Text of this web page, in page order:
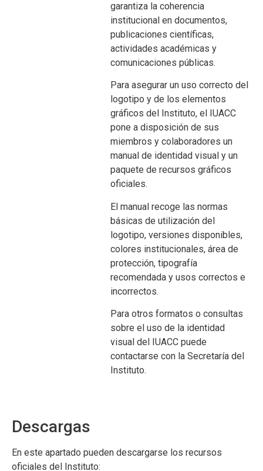
garantiza la coherencia
institucional en documentos,
publicaciones científicas,
actividades académicas y
comunicaciones públicas.
Para asegurar un uso correcto del
logotipo y de los elementos
gráficos del Instituto, el IUACC
pone a disposición de sus
miembros y colaboradores un
manual de identidad visual y un
paquete de recursos gráficos
oficiales.
El manual recoge las normas
básicas de utilización del
logotipo, versiones disponibles,
colores institucionales, área de
protección, tipografía
recomendada y usos correctos e
incorrectos.
Para otros formatos o consultas
sobre el uso de la identidad
visual del IUACC puede
contactarse con la Secretaría del
Instituto.
Descargas
En este apartado pueden descargarse los recursos
oficiales del Instituto: